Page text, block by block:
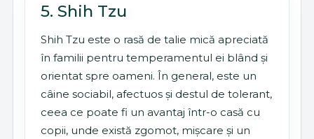
5. Shih Tzu
Shih Tzu este o rasă de talie mică apreciată
în familii pentru temperamentul ei blând și
orientat spre oameni. În general, este un
câine sociabil, afectuos și destul de tolerant,
ceea ce poate fi un avantaj într-o casă cu
copii, unde există zgomot, mișcare și un